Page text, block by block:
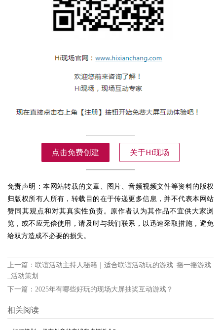
点击免费创建 关于Hi现场
免责声明：本网站转载的文章、图片、音频视频文件等资料的版权
归版权所有人所有，转载目的在于传递更多信息，并不代表本网站
赞同其观点和对其真实性负责。原作者认为其作品不宜供大家浏
览，或不应无偿使用，请及时与我们联系，以迅速采取措施，避免
给双方造成不必要的损失。
上一篇： 联谊活动主持人秘籍｜适合联谊活动玩的游戏_摇一摇游戏
_活动策划
下一篇： 2025年有哪些好玩的现场大屏抽奖互动游戏？
相关阅读